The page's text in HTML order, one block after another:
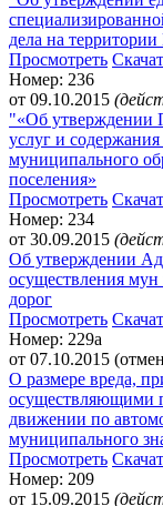
дела на
Просмотреть
Номер: 236
от 09.10.2015
"«Об утверждении
услуг и
муниципального
поселения»
Просмотреть
Номер: 234
от 30.09.2015
Об утверждении
осуществления мун
дорог
Просмотреть
Номер: 229а
от 07.10.2015
О размере вреда,
осуществляющими
движении по
муниципального
Просмотреть
Номер: 209
от 15.09.2015